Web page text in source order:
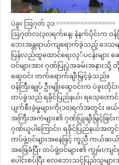
ပဲခူး ဩဂုတ် ၃၁
ဩဂုတ်လ(၃၀)ရက်နေ့၊ နံနက်ပိုင်းက ဝန်
ဘေးအန္တရာယ်ကျရောက်ခဲ့သည့် ဒေသမ
ပြန်လည်ထူထောင်ရေးလု်ပငန်းမျာ
ဝင်များအား ဂုဏ်ပြုပွဲအခမ်းအနားသို့ တို
ဆွေဝင်း တက်ရောက်ချီးမြှင့်ခဲ့သည်။
ဝန်ကြီးချုပ် ဦးမျိုးဆွေဝင်းက ပဲခူး
တပ်ခွဲသည် ရခိုင်ပြည်နယ်၊ ရသေ့တောင်
ပျက်စီးခဲ့မှုများကို(၁၀)ရက်အတွင်း ဖယ်
အကြီးအကဲများ၏ ဂုဏ်ပြုချီးမြှင့်ခ
ဂုဏ်ယူပါကြောင်း၊ ရခိုင်ပြည်နယ်အတွ
တပ်ဖွဲ့ဝင်များအနေဖြင့် ကူညီ ကယ်ဆ
အခြေခံပြီး တပ်ဖွဲ့ဝင်များ၏ ကျွမ်းက
ပေါင်းစပ်ပြီး လေဘေးသင့်ပြည်သူမျာ